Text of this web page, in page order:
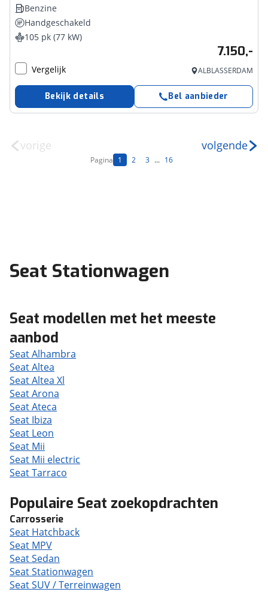
Benzine
Handgeschakeld
105 pk (77 kW)
7.150,-
Vergelijk ALBLASSERDAM
Bekijk details Bel aanbieder
vorige
Pagina 1 2 3 ... 16
volgende
Seat Stationwagen
Seat modellen met het meeste
aanbod
Seat Alhambra
Seat Altea
Seat Altea Xl
Seat Arona
Seat Ateca
Seat Ibiza
Seat Leon
Seat Mii
Seat Mii electric
Seat Tarraco
Populaire Seat zoekopdrachten
Carrosserie
Seat Hatchback
Seat MPV
Seat Sedan
Seat Stationwagen
Seat SUV / Terreinwagen